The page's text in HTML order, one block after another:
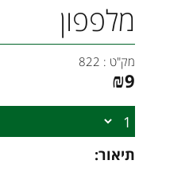
מלפפון
מק"ט : 822
₪9
תיאור: